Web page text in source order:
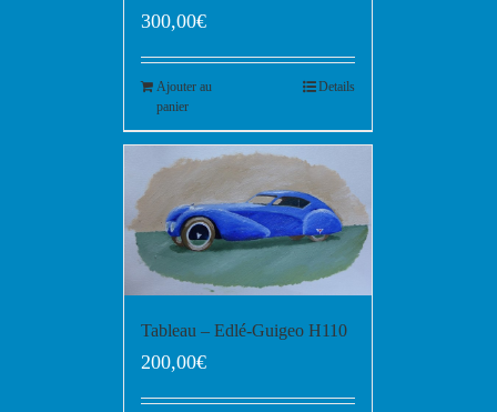
300,00€
Ajouter au
panier
Details
Tableau – Edlé-Guigeo H110
200,00€